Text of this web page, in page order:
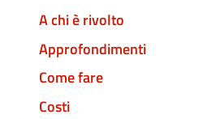
A chi è rivolto
Approfondimenti
Come fare
Costi